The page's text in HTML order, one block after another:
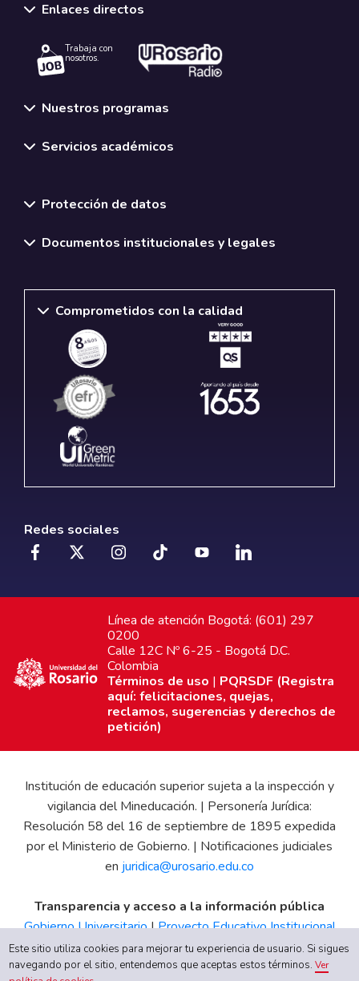
Enlaces directos
Trabaja con
nosotros.
Nuestros programas
Servicios académicos
Protección de datos
Documentos institucionales y legales
Comprometidos con la calidad
Redes sociales
Línea de atención Bogotá: (601) 297
0200
Calle 12C Nº 6-25 - Bogotá D.C.
Colombia
Términos de uso | PQRSDF (Registra
aquí: felicitaciones, quejas,
reclamos, sugerencias y derechos de
petición)
Institución de educación superior sujeta a la inspección y
vigilancia del Mineducación. | Personería Jurídica:
Resolución 58 del 16 de septiembre de 1895 expedida
por el Ministerio de Gobierno. | Notificaciones judiciales
en juridica@urosario.edu.co
Transparencia y acceso a la información pública
Gobierno Universitario|Proyecto Educativo Institucional
|Informe de Gestión|Boletín Estadístico|Régimen
Tributario|Estados Financieros|Código de Ética|Canal
Este sitio utiliza cookies para mejorar tu experiencia de usuario. Si sigues
navegando por el sitio, entendemos que aceptas estos términos.Ver